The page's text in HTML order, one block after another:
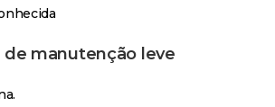
de manutenção leve